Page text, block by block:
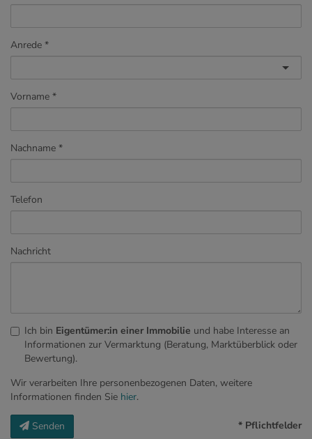
Anrede
Vorname
Nachname
Telefon
Nachricht
Ich bin Eigentümer:in einer Immobilie und habe Interesse an
Informationen zur Vermarktung (Beratung, Marktüberblick oder
Bewertung).
Wir verarbeiten Ihre personenbezogenen Daten, weitere
Informationen finden Sie hier.
Senden * Pflichtfelder